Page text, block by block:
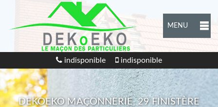
MENU
indisponible indisponible
DEKOEKO MAÇONNERIE, 29 FINISTÈRE